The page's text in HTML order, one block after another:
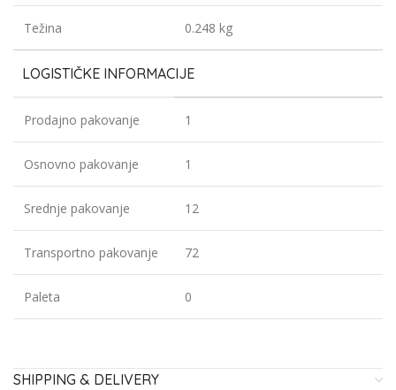
Težina 0.248 kg
LOGISTIČKE INFORMACIJE
Prodajno pakovanje 1
Osnovno pakovanje 1
Srednje pakovanje 12
Transportno pakovanje 72
Paleta 0
SHIPPING & DELIVERY